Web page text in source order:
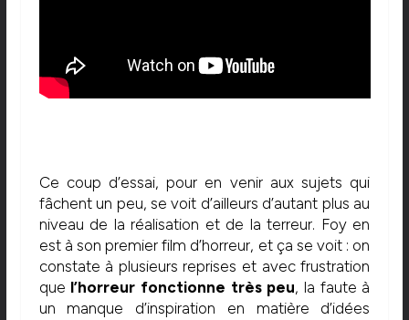
Ce coup d’essai, pour en venir aux sujets qui
fâchent un peu, se voit d’ailleurs d’autant plus au
niveau de la réalisation et de la terreur. Foy en
est à son premier film d’horreur, et ça se voit : on
constate à plusieurs reprises et avec frustration
que l’horreur fonctionne très peu, la faute à
un manque d’inspiration en matière d’idées